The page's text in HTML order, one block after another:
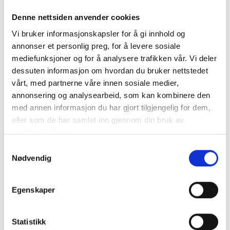
Denne nettsiden anvender cookies
Vi bruker informasjonskapsler for å gi innhold og
annonser et personlig preg, for å levere sosiale
mediefunksjoner og for å analysere trafikken vår. Vi deler
dessuten informasjon om hvordan du bruker nettstedet
vårt, med partnerne våre innen sosiale medier,
annonsering og analysearbeid, som kan kombinere den
med annen informasjon du har gjort tilgjengelig for dem,
eller som de har samlet inn gjennom din bruk av
tjenestene deres.
Nødvendig
Egenskaper
Statistikk
Residence Baja Sardinia
sentrum av Baja Sardinia.